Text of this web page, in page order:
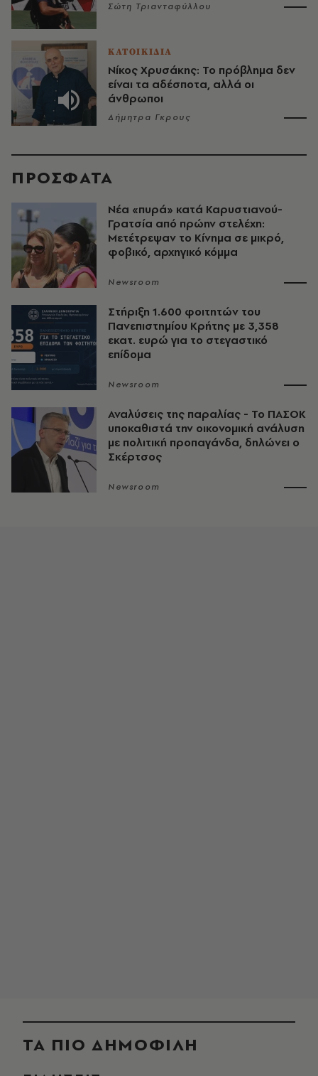
Σώτη Τριανταφύλλου
ΚΑΤΟΙΚΙΔΙΑ
Νίκος Χρυσάκης: Το πρόβλημα δεν
είναι τα αδέσποτα, αλλά οι
άνθρωποι
Δήμητρα Γκρους
ΠΡΟΣΦΑΤΑ
Νέα «πυρά» κατά Καρυστιανού-
Γρατσία από πρώην στελέχη:
Μετέτρεψαν το Κίνημα σε μικρό,
φοβικό, αρχηγικό κόμμα
Newsroom
Στήριξη 1.600 φοιτητών του
Πανεπιστημίου Κρήτης με 3,358
εκατ. ευρώ για το στεγαστικό
επίδομα
Newsroom
Αναλύσεις της παραλίας - Το ΠΑΣΟΚ
υποκαθιστά την οικονομική ανάλυση
με πολιτική προπαγάνδα, δηλώνει ο
Σκέρτσος
Newsroom
ΤΑ ΠΙΟ ΔΗΜΟΦΙΛΗ